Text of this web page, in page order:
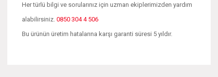
Her türlü bilgi ve sorularınız için uzman ekiplerimizden yardım
alabilirsiniz. 0850 304 4 506
Bu ürünün üretim hatalarına karşı garanti süresi 5 yıldır.